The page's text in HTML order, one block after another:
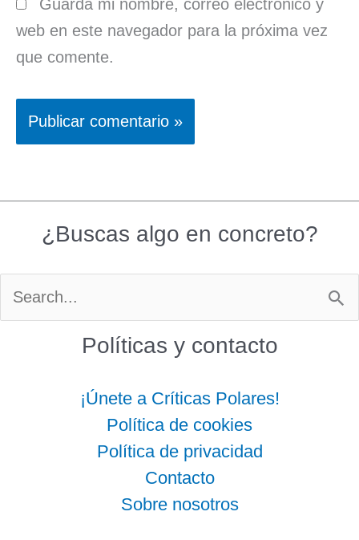
Guarda mi nombre, correo electrónico y
web en este navegador para la próxima vez
que comente.
¿Buscas algo en concreto?
Buscar
Políticas y contacto
¡Únete a Críticas Polares!
Política de cookies
Política de privacidad
Contacto
Sobre nosotros